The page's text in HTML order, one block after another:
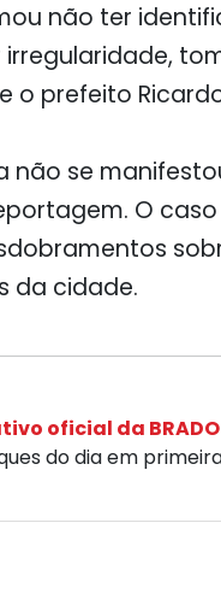
não ter
o prefeito
não se
O
da cidade.
oficial da BRADO
do dia em